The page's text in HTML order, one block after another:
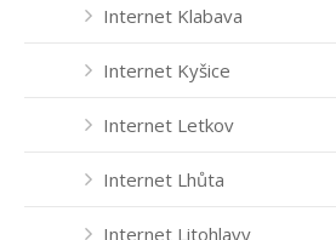
Internet Klabava
Internet Kyšice
Internet Letkov
Internet Lhůta
Internet Litohlavy